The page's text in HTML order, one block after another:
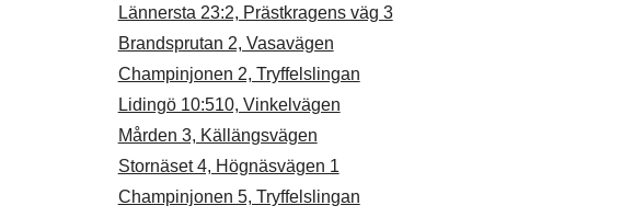
Lännersta 23:2, Prästkragens väg 3
Brandsprutan 2, Vasavägen
Champinjonen 2, Tryffelslingan
Lidingö 10:510, Vinkelvägen
Mården 3, Källängsvägen
Stornäset 4, Högnäsvägen 1
Champinjonen 5, Tryffelslingan